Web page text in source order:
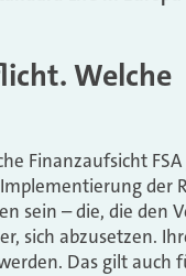
Welche
Finanzaufsicht
der
sein – die, die den
sich abzusetzen.
Das gilt auch